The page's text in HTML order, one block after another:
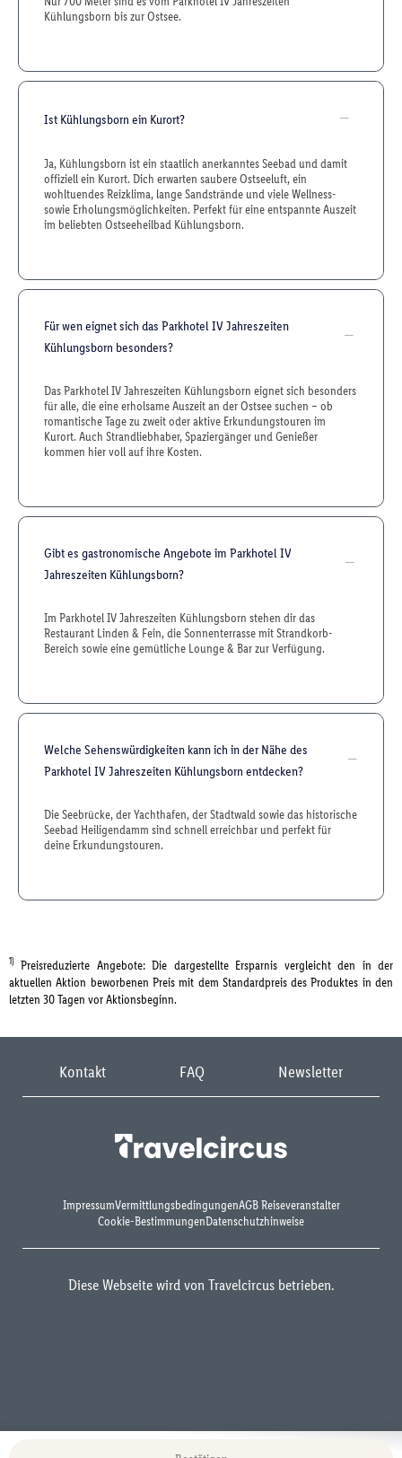
Kühlungsborn bis zur Ostsee.
Ist Kühlungsborn ein Kurort?
Ja, Kühlungsborn ist ein staatlich anerkanntes Seebad und damit
offiziell ein Kurort. Dich erwarten saubere Ostseeluft, ein
wohltuendes Reizklima, lange Sandstrände und viele Wellness-
sowie Erholungsmöglichkeiten. Perfekt für eine entspannte Auszeit
im beliebten Ostseeheilbad Kühlungsborn.
Für wen eignet sich das Parkhotel IV Jahreszeiten
Kühlungsborn besonders?
Das Parkhotel IV Jahreszeiten Kühlungsborn eignet sich besonders
für alle, die eine erholsame Auszeit an der Ostsee suchen – ob
romantische Tage zu zweit oder aktive Erkundungstouren im
Kurort. Auch Strandliebhaber, Spaziergänger und Genießer
kommen hier voll auf ihre Kosten.
Gibt es gastronomische Angebote im Parkhotel IV
Jahreszeiten Kühlungsborn?
Im Parkhotel IV Jahreszeiten Kühlungsborn stehen dir das
Restaurant Linden & Fein, die Sonnenterrasse mit Strandkorb-
Bereich sowie eine gemütliche Lounge & Bar zur Verfügung.
Welche Sehenswürdigkeiten kann ich in der Nähe des
Parkhotel IV Jahreszeiten Kühlungsborn entdecken?
Die Seebrücke, der Yachthafen, der Stadtwald sowie das historische
Seebad Heiligendamm sind schnell erreichbar und perfekt für
deine Erkundungstouren.
1) Preisreduzierte Angebote: Die dargestellte Ersparnis vergleicht den in der
aktuellen Aktion beworbenen Preis mit dem Standardpreis des Produktes in den
letzten 30 Tagen vor Aktionsbeginn.
Kontakt FAQ Newsletter
ImpressumVermittlungsbedingungenAGB Reiseveranstalter
Cookie-BestimmungenDatenschutzhinweise
Diese Webseite wird von Travelcircus betrieben.